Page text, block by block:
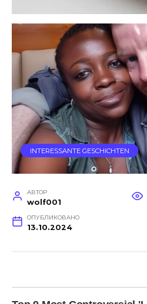
INTERESSANTE GESCHICHTEN
АВТОР
wolf001
ОПУБЛИКОВАНО
13.10.2024